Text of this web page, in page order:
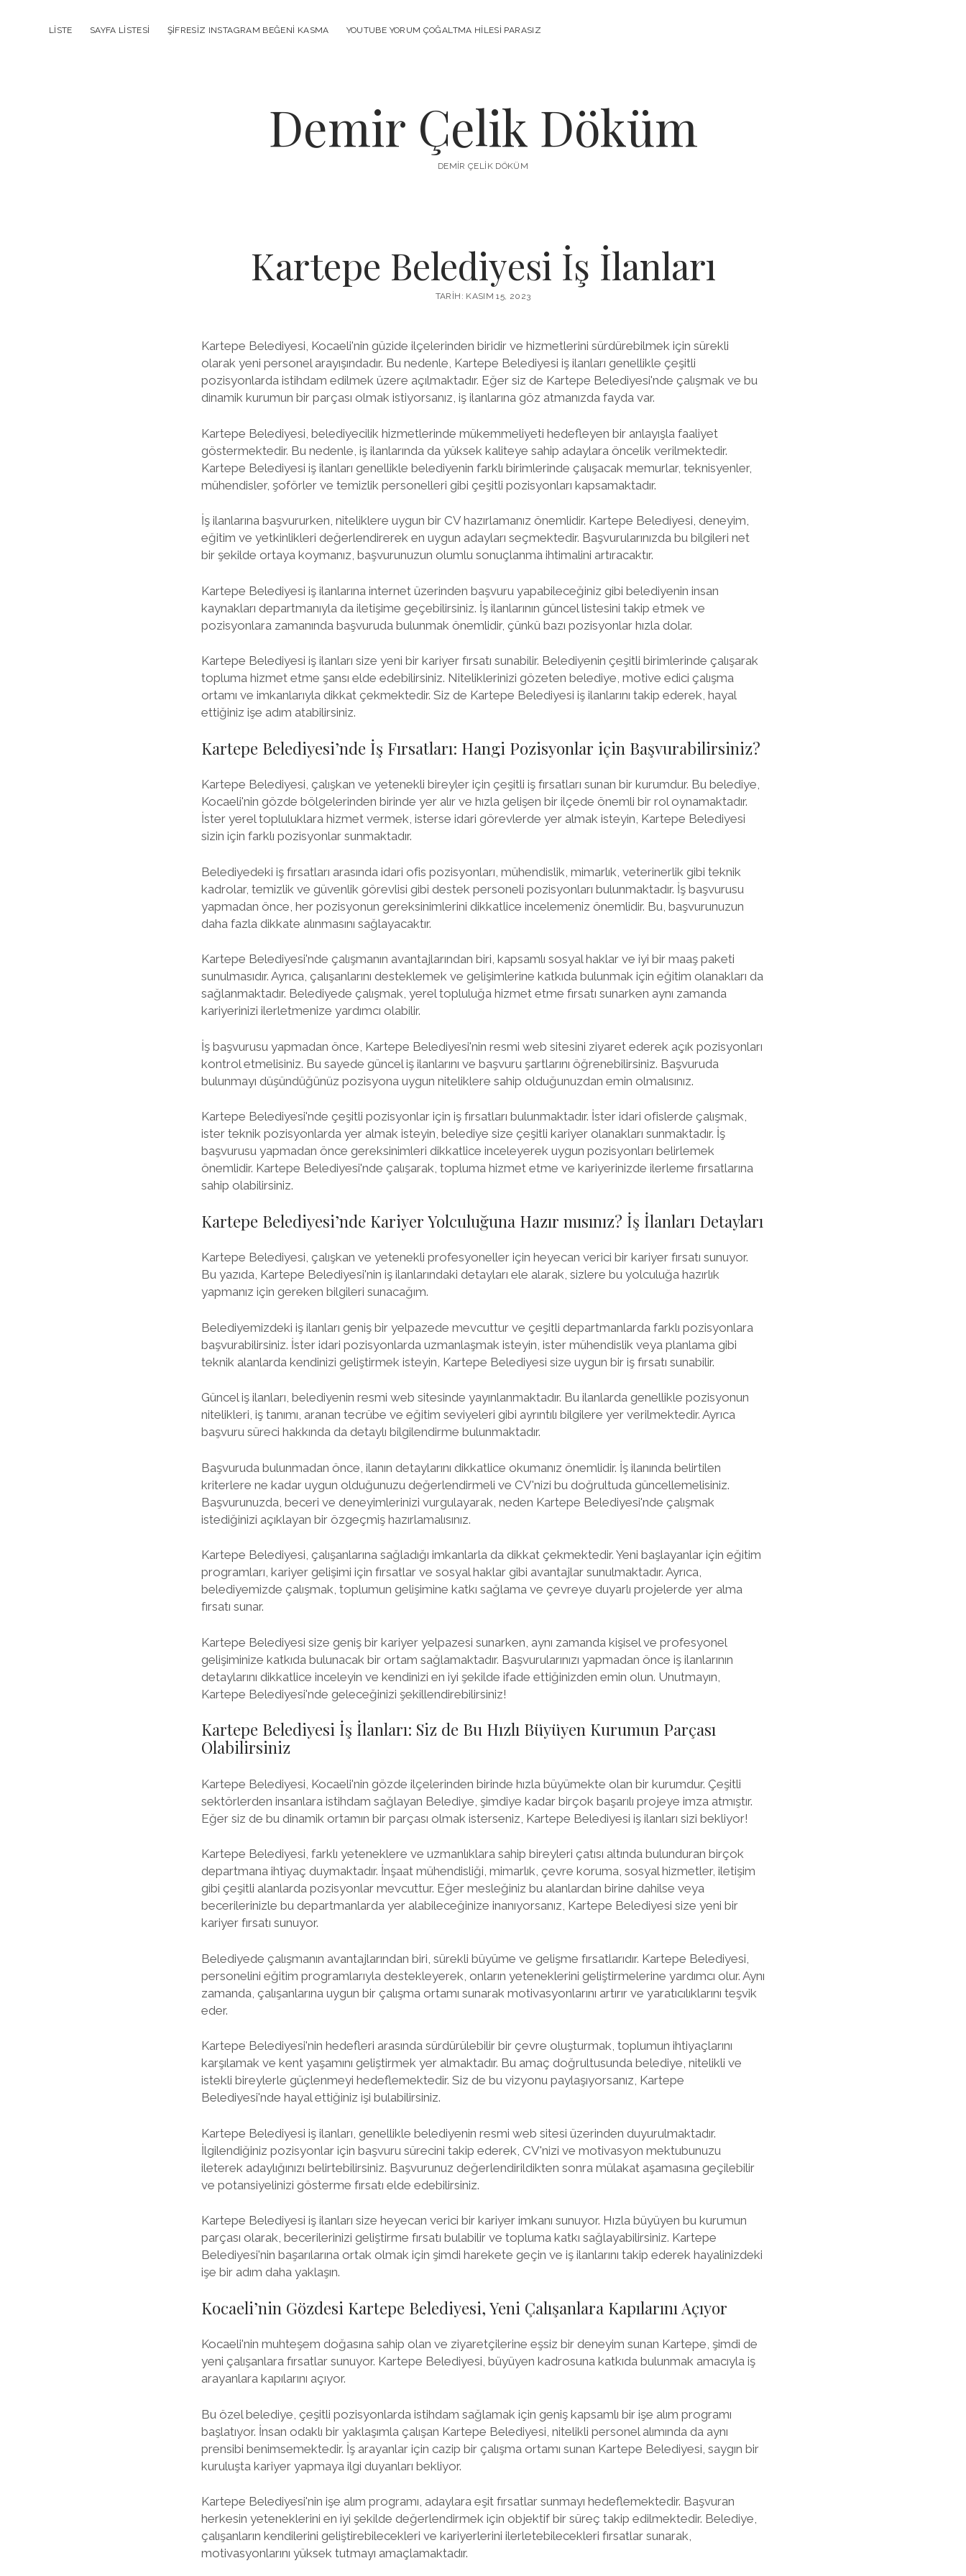
LISTE SAYFA LISTESI ŞIFRESIZ INSTAGRAM BEĞENI KASMA YOUTUBE YORUM ÇOĞALTMA HILESI PARASIZ
Demir Çelik Döküm
DEMIR ÇELIK DÖKÜM
Kartepe Belediyesi İş İlanları
TARIH: KASIM 15, 2023
Kartepe Belediyesi, Kocaeli'nin güzide ilçelerinden biridir ve hizmetlerini sürdürebilmek için sürekli
olarak yeni personel arayışındadır. Bu nedenle, Kartepe Belediyesi iş ilanları genellikle çeşitli
pozisyonlarda istihdam edilmek üzere açılmaktadır. Eğer siz de Kartepe Belediyesi'nde çalışmak ve bu
dinamik kurumun bir parçası olmak istiyorsanız, iş ilanlarına göz atmanızda fayda var.
Kartepe Belediyesi, belediyecilik hizmetlerinde mükemmeliyeti hedefleyen bir anlayışla faaliyet
göstermektedir. Bu nedenle, iş ilanlarında da yüksek kaliteye sahip adaylara öncelik verilmektedir.
Kartepe Belediyesi iş ilanları genellikle belediyenin farklı birimlerinde çalışacak memurlar, teknisyenler,
mühendisler, şoförler ve temizlik personelleri gibi çeşitli pozisyonları kapsamaktadır.
İş ilanlarına başvururken, niteliklere uygun bir CV hazırlamanız önemlidir. Kartepe Belediyesi, deneyim,
eğitim ve yetkinlikleri değerlendirerek en uygun adayları seçmektedir. Başvurularınızda bu bilgileri net
bir şekilde ortaya koymanız, başvurunuzun olumlu sonuçlanma ihtimalini artıracaktır.
Kartepe Belediyesi iş ilanlarına internet üzerinden başvuru yapabileceğiniz gibi belediyenin insan
kaynakları departmanıyla da iletişime geçebilirsiniz. İş ilanlarının güncel listesini takip etmek ve
pozisyonlara zamanında başvuruda bulunmak önemlidir, çünkü bazı pozisyonlar hızla dolar.
Kartepe Belediyesi iş ilanları size yeni bir kariyer fırsatı sunabilir. Belediyenin çeşitli birimlerinde çalışarak
topluma hizmet etme şansı elde edebilirsiniz. Niteliklerinizi gözeten belediye, motive edici çalışma
ortamı ve imkanlarıyla dikkat çekmektedir. Siz de Kartepe Belediyesi iş ilanlarını takip ederek, hayal
ettiğiniz işe adım atabilirsiniz.
Kartepe Belediyesi’nde İş Fırsatları: Hangi Pozisyonlar için Başvurabilirsiniz?
Kartepe Belediyesi, çalışkan ve yetenekli bireyler için çeşitli iş fırsatları sunan bir kurumdur. Bu belediye,
Kocaeli'nin gözde bölgelerinden birinde yer alır ve hızla gelişen bir ilçede önemli bir rol oynamaktadır.
İster yerel topluluklara hizmet vermek, isterse idari görevlerde yer almak isteyin, Kartepe Belediyesi
sizin için farklı pozisyonlar sunmaktadır.
Belediyedeki iş fırsatları arasında idari ofis pozisyonları, mühendislik, mimarlık, veterinerlik gibi teknik
kadrolar, temizlik ve güvenlik görevlisi gibi destek personeli pozisyonları bulunmaktadır. İş başvurusu
yapmadan önce, her pozisyonun gereksinimlerini dikkatlice incelemeniz önemlidir. Bu, başvurunuzun
daha fazla dikkate alınmasını sağlayacaktır.
Kartepe Belediyesi'nde çalışmanın avantajlarından biri, kapsamlı sosyal haklar ve iyi bir maaş paketi
sunulmasıdır. Ayrıca, çalışanlarını desteklemek ve gelişimlerine katkıda bulunmak için eğitim olanakları da
sağlanmaktadır. Belediyede çalışmak, yerel topluluğa hizmet etme fırsatı sunarken aynı zamanda
kariyerinizi ilerletmenize yardımcı olabilir.
İş başvurusu yapmadan önce, Kartepe Belediyesi'nin resmi web sitesini ziyaret ederek açık pozisyonları
kontrol etmelisiniz. Bu sayede güncel iş ilanlarını ve başvuru şartlarını öğrenebilirsiniz. Başvuruda
bulunmayı düşündüğünüz pozisyona uygun niteliklere sahip olduğunuzdan emin olmalısınız.
Kartepe Belediyesi'nde çeşitli pozisyonlar için iş fırsatları bulunmaktadır. İster idari ofislerde çalışmak,
ister teknik pozisyonlarda yer almak isteyin, belediye size çeşitli kariyer olanakları sunmaktadır. İş
başvurusu yapmadan önce gereksinimleri dikkatlice inceleyerek uygun pozisyonları belirlemek
önemlidir. Kartepe Belediyesi'nde çalışarak, topluma hizmet etme ve kariyerinizde ilerleme fırsatlarına
sahip olabilirsiniz.
Kartepe Belediyesi’nde Kariyer Yolculuğuna Hazır mısınız? İş İlanları Detayları
Kartepe Belediyesi, çalışkan ve yetenekli profesyoneller için heyecan verici bir kariyer fırsatı sunuyor.
Bu yazıda, Kartepe Belediyesi'nin iş ilanlarındaki detayları ele alarak, sizlere bu yolculuğa hazırlık
yapmanız için gereken bilgileri sunacağım.
Belediyemizdeki iş ilanları geniş bir yelpazede mevcuttur ve çeşitli departmanlarda farklı pozisyonlara
başvurabilirsiniz. İster idari pozisyonlarda uzmanlaşmak isteyin, ister mühendislik veya planlama gibi
teknik alanlarda kendinizi geliştirmek isteyin, Kartepe Belediyesi size uygun bir iş fırsatı sunabilir.
Güncel iş ilanları, belediyenin resmi web sitesinde yayınlanmaktadır. Bu ilanlarda genellikle pozisyonun
nitelikleri, iş tanımı, aranan tecrübe ve eğitim seviyeleri gibi ayrıntılı bilgilere yer verilmektedir. Ayrıca
başvuru süreci hakkında da detaylı bilgilendirme bulunmaktadır.
Başvuruda bulunmadan önce, ilanın detaylarını dikkatlice okumanız önemlidir. İş ilanında belirtilen
kriterlere ne kadar uygun olduğunuzu değerlendirmeli ve CV'nizi bu doğrultuda güncellemelisiniz.
Başvurunuzda, beceri ve deneyimlerinizi vurgulayarak, neden Kartepe Belediyesi'nde çalışmak
istediğinizi açıklayan bir özgeçmiş hazırlamalısınız.
Kartepe Belediyesi, çalışanlarına sağladığı imkanlarla da dikkat çekmektedir. Yeni başlayanlar için eğitim
programları, kariyer gelişimi için fırsatlar ve sosyal haklar gibi avantajlar sunulmaktadır. Ayrıca,
belediyemizde çalışmak, toplumun gelişimine katkı sağlama ve çevreye duyarlı projelerde yer alma
fırsatı sunar.
Kartepe Belediyesi size geniş bir kariyer yelpazesi sunarken, aynı zamanda kişisel ve profesyonel
gelişiminize katkıda bulunacak bir ortam sağlamaktadır. Başvurularınızı yapmadan önce iş ilanlarının
detaylarını dikkatlice inceleyin ve kendinizi en iyi şekilde ifade ettiğinizden emin olun. Unutmayın,
Kartepe Belediyesi'nde geleceğinizi şekillendirebilirsiniz!
Kartepe Belediyesi İş İlanları: Siz de Bu Hızlı Büyüyen Kurumun Parçası
Olabilirsiniz
Kartepe Belediyesi, Kocaeli'nin gözde ilçelerinden birinde hızla büyümekte olan bir kurumdur. Çeşitli
sektörlerden insanlara istihdam sağlayan Belediye, şimdiye kadar birçok başarılı projeye imza atmıştır.
Eğer siz de bu dinamik ortamın bir parçası olmak isterseniz, Kartepe Belediyesi iş ilanları sizi bekliyor!
Kartepe Belediyesi, farklı yeteneklere ve uzmanlıklara sahip bireyleri çatısı altında bulunduran birçok
departmana ihtiyaç duymaktadır. İnşaat mühendisliği, mimarlık, çevre koruma, sosyal hizmetler, iletişim
gibi çeşitli alanlarda pozisyonlar mevcuttur. Eğer mesleğiniz bu alanlardan birine dahilse veya
becerilerinizle bu departmanlarda yer alabileceğinize inanıyorsanız, Kartepe Belediyesi size yeni bir
kariyer fırsatı sunuyor.
Belediyede çalışmanın avantajlarından biri, sürekli büyüme ve gelişme fırsatlarıdır. Kartepe Belediyesi,
personelini eğitim programlarıyla destekleyerek, onların yeteneklerini geliştirmelerine yardımcı olur. Aynı
zamanda, çalışanlarına uygun bir çalışma ortamı sunarak motivasyonlarını artırır ve yaratıcılıklarını teşvik
eder.
Kartepe Belediyesi'nin hedefleri arasında sürdürülebilir bir çevre oluşturmak, toplumun ihtiyaçlarını
karşılamak ve kent yaşamını geliştirmek yer almaktadır. Bu amaç doğrultusunda belediye, nitelikli ve
istekli bireylerle güçlenmeyi hedeflemektedir. Siz de bu vizyonu paylaşıyorsanız, Kartepe
Belediyesi'nde hayal ettiğiniz işi bulabilirsiniz.
Kartepe Belediyesi iş ilanları, genellikle belediyenin resmi web sitesi üzerinden duyurulmaktadır.
İlgilendiğiniz pozisyonlar için başvuru sürecini takip ederek, CV'nizi ve motivasyon mektubunuzu
ileterek adaylığınızı belirtebilirsiniz. Başvurunuz değerlendirildikten sonra mülakat aşamasına geçilebilir
ve potansiyelinizi gösterme fırsatı elde edebilirsiniz.
Kartepe Belediyesi iş ilanları size heyecan verici bir kariyer imkanı sunuyor. Hızla büyüyen bu kurumun
parçası olarak, becerilerinizi geliştirme fırsatı bulabilir ve topluma katkı sağlayabilirsiniz. Kartepe
Belediyesi'nin başarılarına ortak olmak için şimdi harekete geçin ve iş ilanlarını takip ederek hayalinizdeki
işe bir adım daha yaklaşın.
Kocaeli’nin Gözdesi Kartepe Belediyesi, Yeni Çalışanlara Kapılarını Açıyor
Kocaeli'nin muhteşem doğasına sahip olan ve ziyaretçilerine eşsiz bir deneyim sunan Kartepe, şimdi de
yeni çalışanlara fırsatlar sunuyor. Kartepe Belediyesi, büyüyen kadrosuna katkıda bulunmak amacıyla iş
arayanlara kapılarını açıyor.
Bu özel belediye, çeşitli pozisyonlarda istihdam sağlamak için geniş kapsamlı bir işe alım programı
başlatıyor. İnsan odaklı bir yaklaşımla çalışan Kartepe Belediyesi, nitelikli personel alımında da aynı
prensibi benimsemektedir. İş arayanlar için cazip bir çalışma ortamı sunan Kartepe Belediyesi, saygın bir
kuruluşta kariyer yapmaya ilgi duyanları bekliyor.
Kartepe Belediyesi'nin işe alım programı, adaylara eşit fırsatlar sunmayı hedeflemektedir. Başvuran
herkesin yeteneklerini en iyi şekilde değerlendirmek için objektif bir süreç takip edilmektedir. Belediye,
çalışanların kendilerini geliştirebilecekleri ve kariyerlerini ilerletebilecekleri fırsatlar sunarak,
motivasyonlarını yüksek tutmayı amaçlamaktadır.